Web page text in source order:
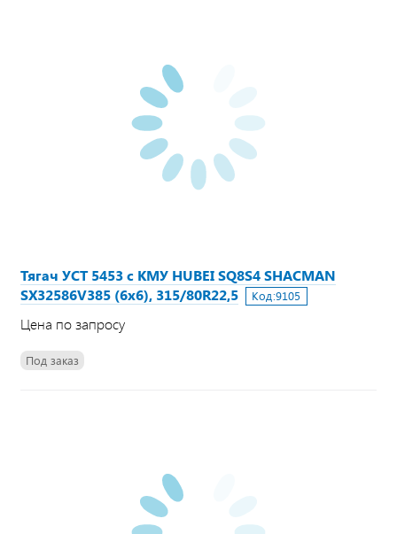
Тягач УСТ 5453 с КМУ HUBEI SQ8S4 SHACMAN
SX32586V385 (6х6), 315/80R22,5
Код:9105
Цена по запросу
Под заказ